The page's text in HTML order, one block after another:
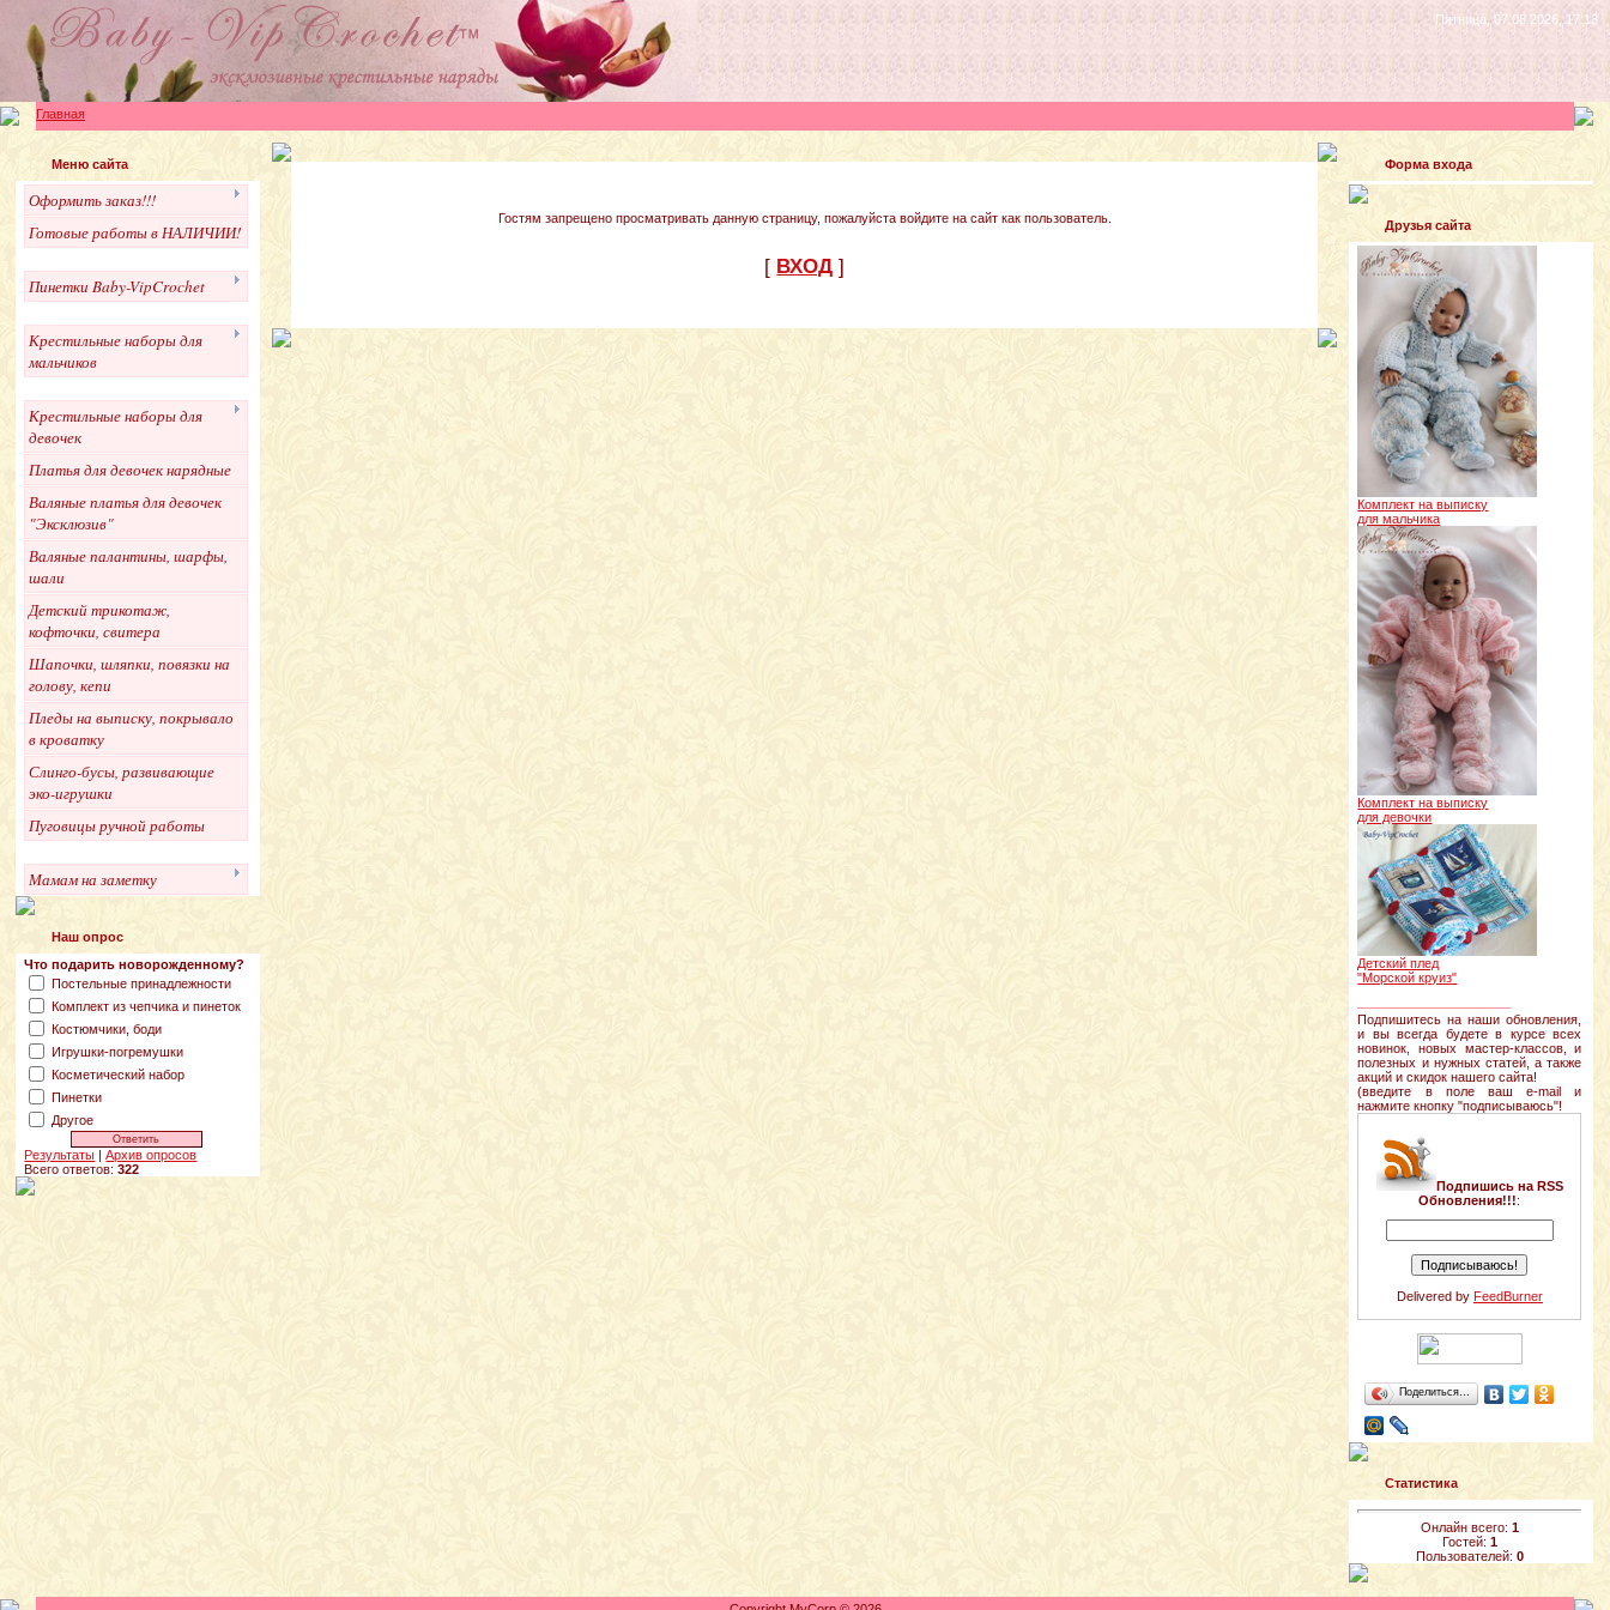
Пятница, 07.08.2026, 17:13
Главная
Меню сайта
Оформить заказ!!!
Готовые работы в НАЛИЧИИ!
Пинетки Baby-VipCrochet
Крестильные наборы для
мальчиков
Крестильные наборы для
девочек
Платья для девочек нарядные
Валяные платья для девочек
"Эксклюзив"
Валяные палантины, шарфы,
шали
Детский трикотаж,
кофточки, свитера
Шапочки, шляпки, повязки на
голову, кепи
Пледы на выписку, покрывало
в кроватку
Слинго-бусы, развивающие
эко-игрушки
Пуговицы ручной работы
Мамам на заметку
Наш опрос
Что подарить новорожденному?
Постельные принадлежности
Комплект из чепчика и пинеток
Костюмчики, боди
Игрушки-погремушки
Косметический набор
Пинетки
Другое
Результаты |Архив опросов
Всего ответов:322
Гостям запрещено просматривать данную страницу, пожалуйста войдите на сайт как пользователь.
[ ВХОД ]
Форма входа
Друзья сайта
Комплект на выписку
для мальчика
Комплект на выписку
для девочки
Детский плед
"Морской круиз"
Подпишитесь на наши обновления,
и вы всегда будете в курсе всех
новинок, новых мастер-классов, и
полезных и нужных статей, а также
акций и скидок нашего сайта!
(введите в поле ваш e-mail и
нажмите кнопку "подписываюсь"!
Подпишись на RSS
Обновления!!!:
Delivered by FeedBurner
Поделиться…
Статистика
Онлайн всего: 1
Гостей: 1
Пользователей: 0